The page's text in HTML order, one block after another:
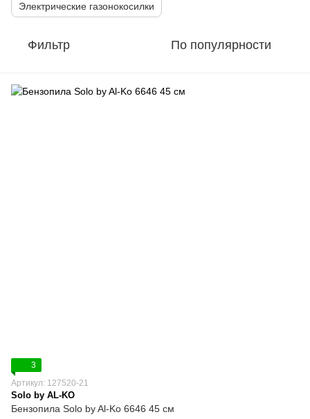
Электрические газонокосилки
Фильтр По популярности
3
Артикул: 127520-21
Solo by AL-KO
Бензопила Solo by Al-Ko 6646 45 см